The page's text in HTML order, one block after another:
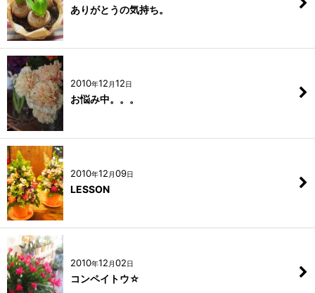
ありがとうの気持ち。
2010年12 月12日
お悩み中。。。
2010年12 月09日
LESSON
2010年12 月02日
コンペイトウ☆